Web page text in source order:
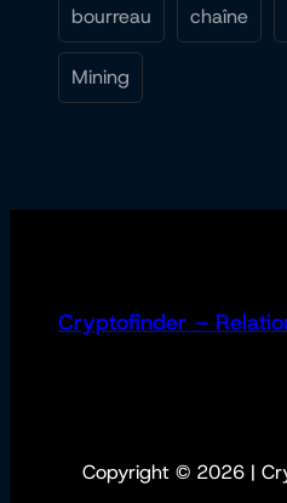
bourreau chaîne
Mining
Cryptofinder –
Copyright © 2026 |